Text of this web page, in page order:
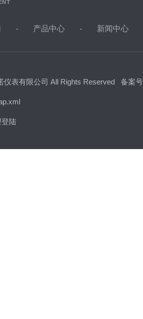
产品中心 新闻中心
仪表有限公司 All Rights Reserved 备案
陆